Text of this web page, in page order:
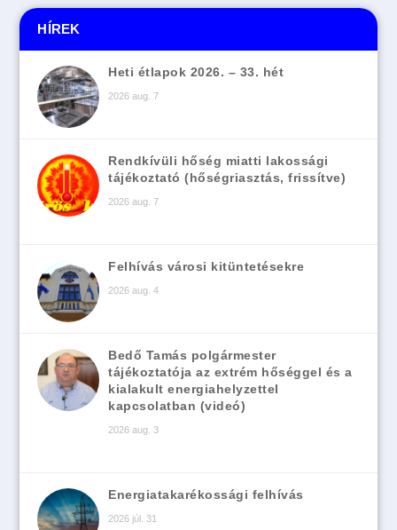
HÍREK
Heti étlapok 2026. – 33. hét
2026 aug. 7
Rendkívüli hőség miatti lakossági
tájékoztató (hőségriasztás, frissítve)
2026 aug. 7
Felhívás városi kitüntetésekre
2026 aug. 4
Bedő Tamás polgármester
tájékoztatója az extrém hőséggel és a
kialakult energiahelyzettel
kapcsolatban (videó)
2026 aug. 3
Energiatakarékossági felhívás
2026 júl. 31